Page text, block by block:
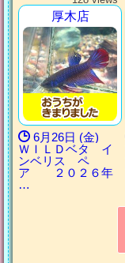
厚木店
6月26日 (金)
ＷＩＬＤベタ イ
ンベリス ペ
ア ２０２６年
…